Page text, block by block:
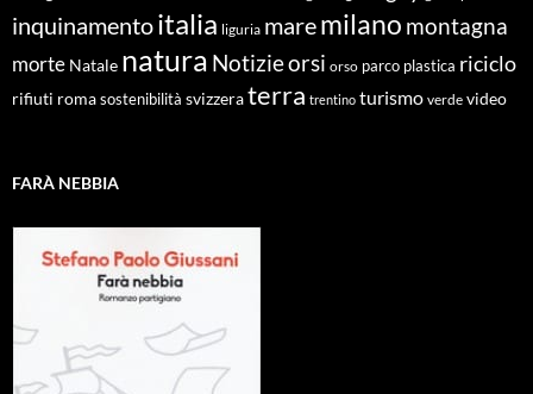
inquinamentoitalia liguria maremilano montagna
morte Natale natura Notizieorsi orso parco plastica riciclo
rifiuti roma sostenibilità svizzeraterra trentino turismo verde video
FARÀ NEBBIA